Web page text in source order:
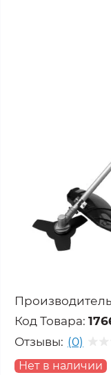
Код Товара:
Отзывы: (0)
Нет в наличии